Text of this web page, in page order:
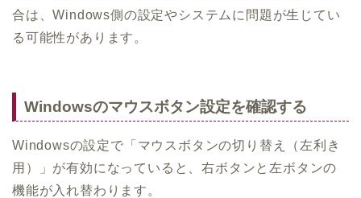
合は、Windows側の設定やシステムに問題が生じてい
る可能性があります。
Windowsのマウスボタン設定を確認する
Windowsの設定で「マウスボタンの切り替え（左利き
用）」が有効になっていると、右ボタンと左ボタンの
機能が入れ替わります。